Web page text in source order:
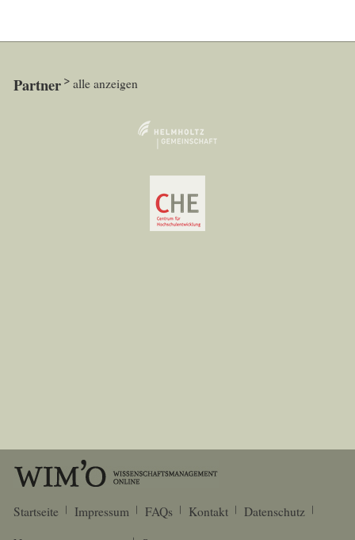
Partner alle anzeigen
Startseite Impressum FAQs Kontakt
Datenschutz